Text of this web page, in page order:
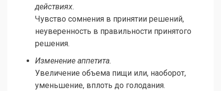
действиях.
Чувство сомнения в принятии решений,
неуверенность в правильности принятого
решения.
Изменение аппетита.
Увеличение объема пищи или, наоборот,
уменьшение, вплоть до голодания.